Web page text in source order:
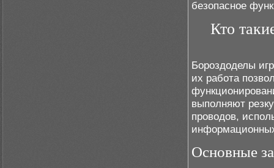
безопасное
Кто
Бороздоделы
их работа
выполняют
проводов,
Основные